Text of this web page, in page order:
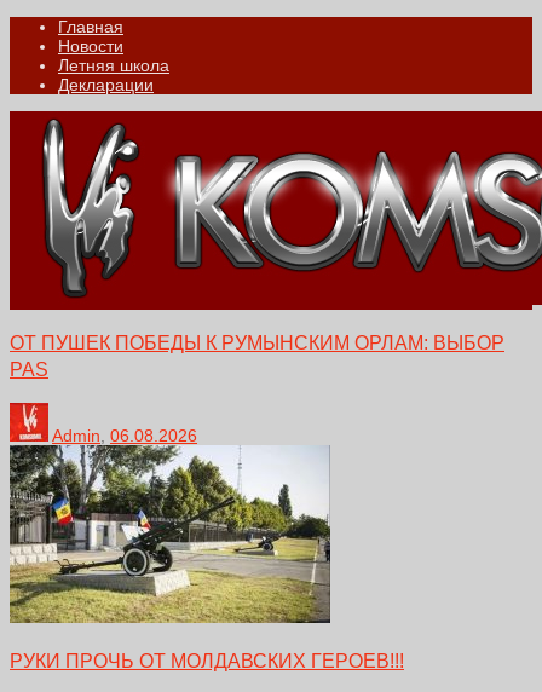
Главная
Новости
Летняя школа
Декларации
ОТ ПУШЕК ПОБЕДЫ К РУМЫНСКИМ ОРЛАМ: ВЫБОР
PAS
Admin 06.08.2026
РУКИ ПРОЧЬ ОТ МОЛДАВСКИХ ГЕРОЕВ!!!